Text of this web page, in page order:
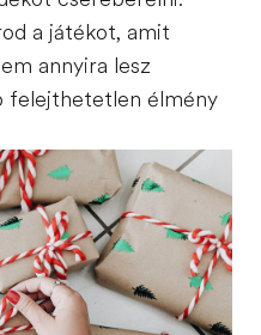
a játékot, amit
annyira lesz
felejthetetlen élmény